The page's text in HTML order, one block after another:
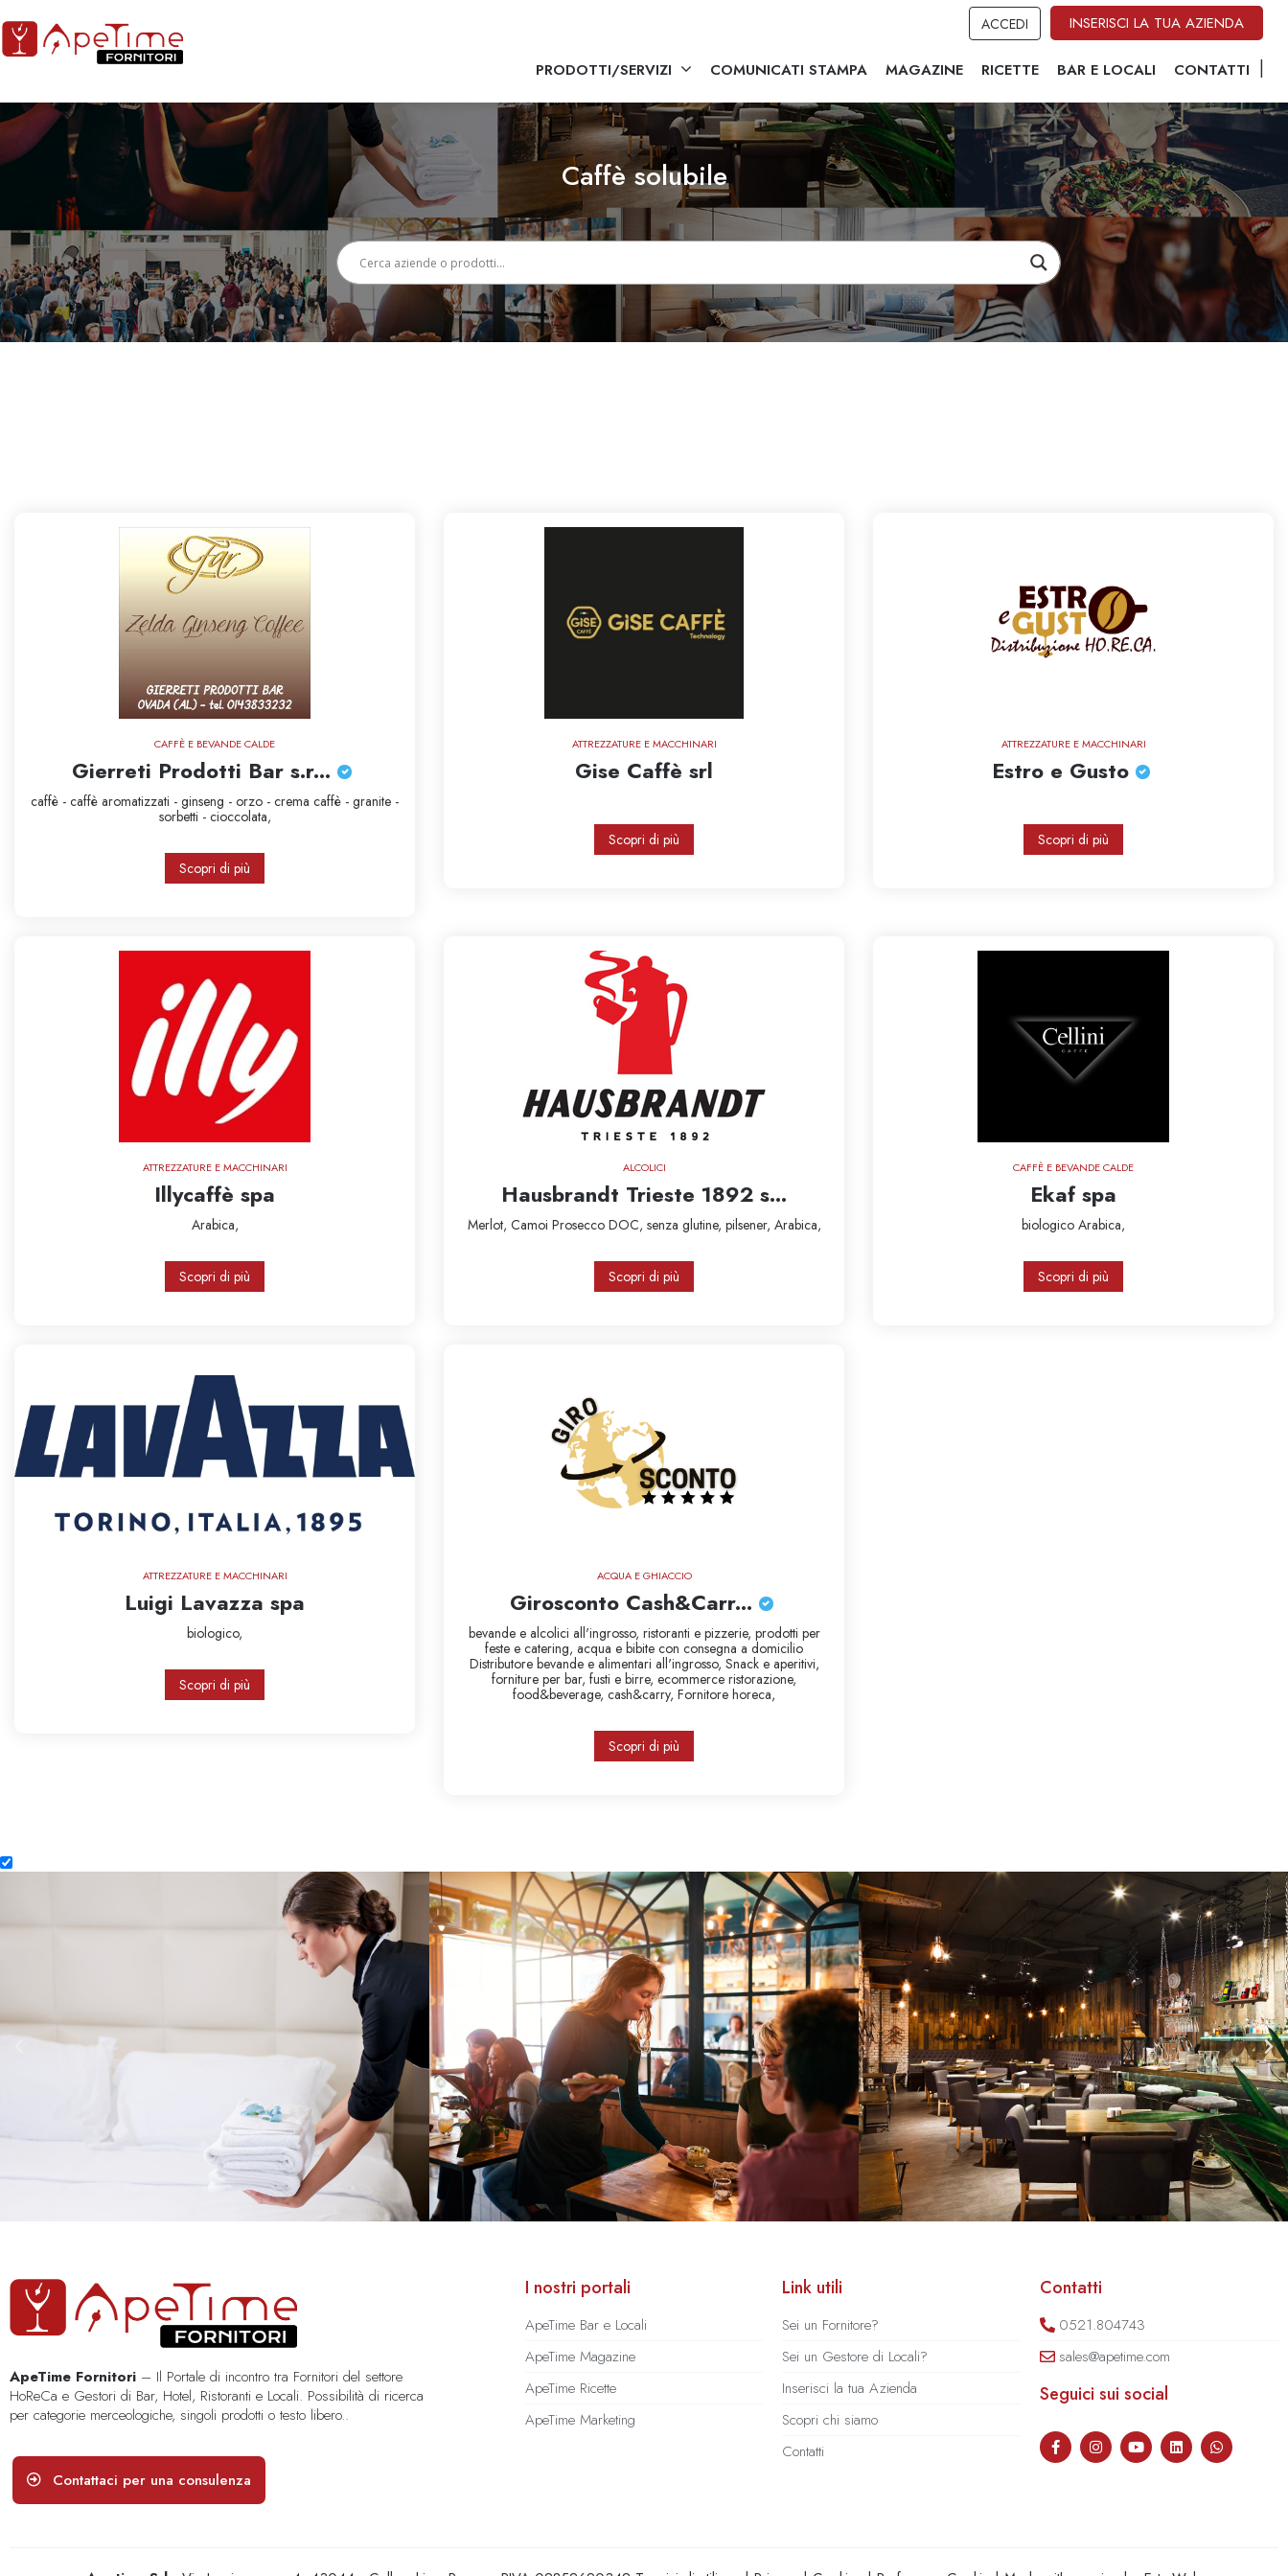
ACCEDI INSERISCI LA TUA AZIENDA
PRODOTTI/SERVIZI COMUNICATI STAMPA MAGAZINE RICETTE BAR E LOCALI CONTATTI
Caffè solubile
CAFFÈ E BEVANDE CALDE
Gierreti Prodotti Bar s.r...
caffè - caffè aromatizzati - ginseng - orzo - crema caffè - granite -
sorbetti - cioccolata,
Scopri di più
ATTREZZATURE E MACCHINARI
Gise Caffè srl
Scopri di più
ATTREZZATURE E MACCHINARI
Estro e Gusto
Scopri di più
ATTREZZATURE E MACCHINARI
Illycaffè spa
Arabica,
Scopri di più
ALCOLICI
Hausbrandt Trieste 1892 s...
Merlot, Camoi Prosecco DOC, senza glutine, pilsener, Arabica,
Scopri di più
CAFFÈ E BEVANDE CALDE
Ekaf spa
biologico Arabica,
Scopri di più
ATTREZZATURE E MACCHINARI
Luigi Lavazza spa
biologico,
Scopri di più
ACQUA E GHIACCIO
Girosconto Cash&Carr...
bevande e alcolici all'ingrosso, ristoranti e pizzerie, prodotti per
feste e catering, acqua e bibite con consegna a domicilio
Distributore bevande e alimentari all'ingrosso, Snack e aperitivi,
forniture per bar, fusti e birre, ecommerce ristorazione,
food&beverage, cash&carry, Fornitore horeca,
Scopri di più
ApeTime Fornitori – Il Portale di incontro tra Fornitori del settore
HoReCa e Gestori di Bar, Hotel, Ristoranti e Locali. Possibilità di ricerca
per categorie merceologiche, singoli prodotti o testo libero..
Contattaci per una consulenza
I nostri portali
ApeTime Bar e Locali
ApeTime Magazine
ApeTime Ricette
ApeTime Marketing
Link utili
Sei un Fornitore?
Sei un Gestore di Locali?
Inserisci la tua Azienda
Scopri chi siamo
Contatti
Contatti
0521.804743
sales@apetime.com
Seguici sui social